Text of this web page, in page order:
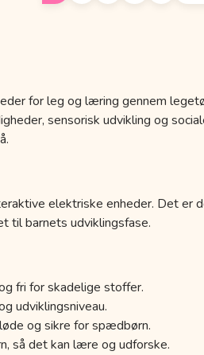
for leg og læring gennem
sensorisk udvikling og
elektriske enheder. Det er
til barnets udviklingsfase.
fri for skadelige stoffer.
udviklingsniveau.
og sikre for spædbørn.
så det kan lære og udforske.